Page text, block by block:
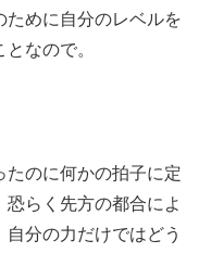
ために自分のレベルを
なので。
のに何かの拍子に定
らく先方の都合によ
分の力だけではどう